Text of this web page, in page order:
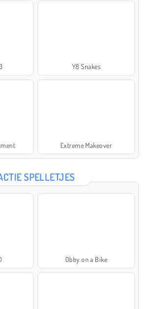
Y8 Snakes
Extreme Makeover
SPELLETJES
Obby on a Bike